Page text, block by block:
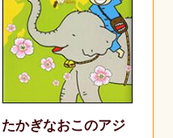
たかぎなおこのアジ